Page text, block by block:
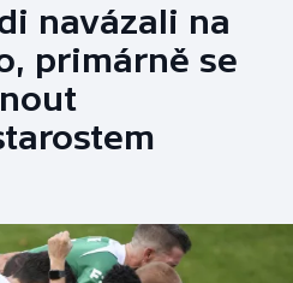
navázali na
primárně se